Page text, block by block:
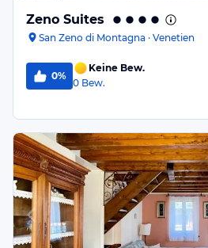
Zeno Suites
San Zeno di Montagna · Venetien
0%
Keine Bew.
0 Bew.